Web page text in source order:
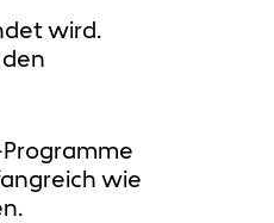
wird.
wie